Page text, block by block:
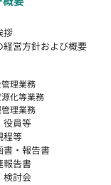
拶
経営方針および概要
理業務
化等業務
理業務
役員等
程等
書・報告書
報告書
検討会